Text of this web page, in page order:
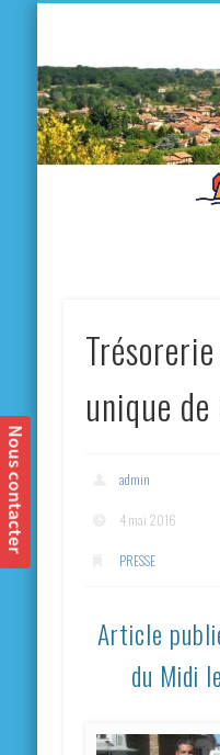
unique
admin
4 mai 2016
PRESSE
Article
du Midi